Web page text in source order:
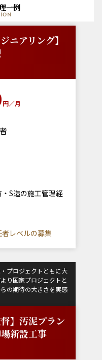
一例
ニアリング】
円／月
S造の施工管理経
レベルの募集
プロジェクトともに大
り国家プロジェクトと
の期待の大きさを実感
】汚泥プラン
新設工事